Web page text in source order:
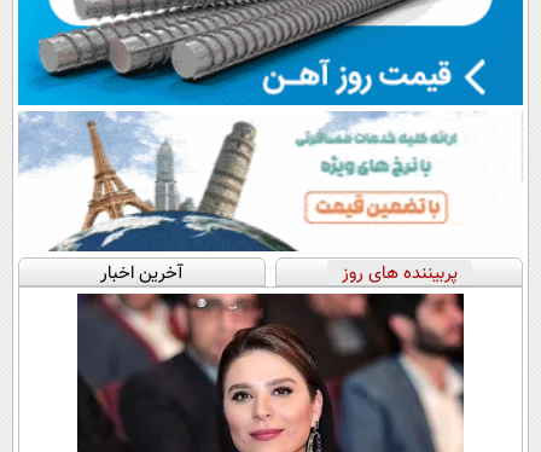
پربیننده های روز آخرین اخبار